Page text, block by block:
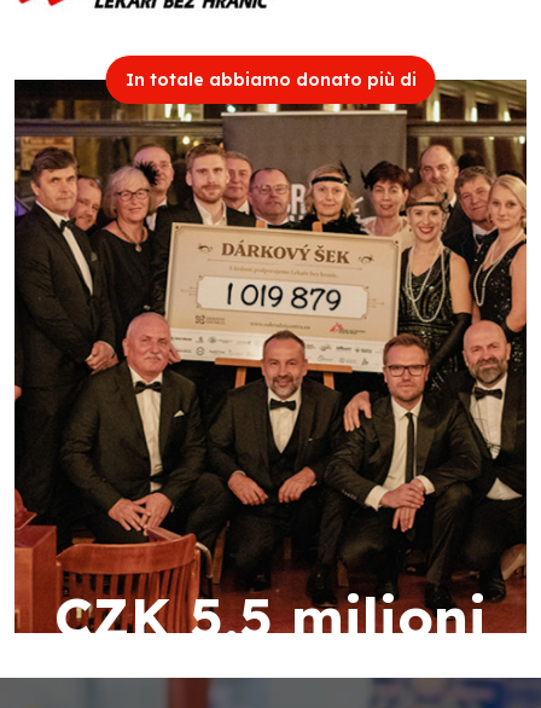
In totale abbiamo donato più di
CZK 5,5 milioni